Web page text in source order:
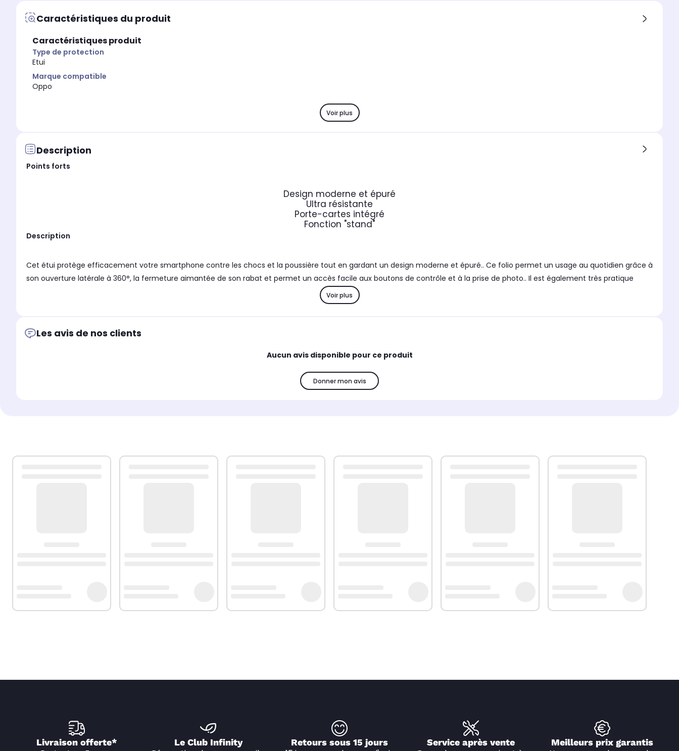
Caractéristiques du produit
Caractéristiques produit
Type de protection
Etui
Marque compatible
Oppo
Voir plus
Description
Points forts
Design moderne et épuré
Ultra résistante
Porte-cartes intégré
Fonction "stand"
Description
Cet étui protège efficacement votre smartphone contre les chocs et la poussière tout en gardant un design moderne et épuré.. Ce folio permet un usage au quotidien grâce à
son ouverture latérale à 360°, la fermeture aimantée de son rabat et permet un accès facile aux boutons de contrôle et à la prise de photo.. Il est également très pratique
Voir plus
Les avis de nos clients
Aucun avis disponible pour ce produit
Donner mon avis
Livraison offerte* Le Club Infinity Retours sous 15 jours Service après vente Meilleurs prix garantis